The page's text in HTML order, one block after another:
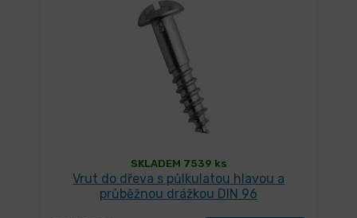
SKLADEM 7539 ks
Vrut do dřeva s půlkulatou hlavou a
průběžnou drážkou DIN 96